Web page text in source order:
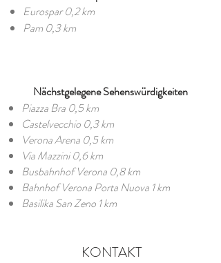
Eurospar 0,2 km
Pam 0,3 km
Nächstgelegene Sehenswürdigkeiten
Piazza Bra 0,5 km
Castelvecchio 0,3 km
Verona Arena 0,5 km
Via Mazzini 0,6 km
Busbahnhof Verona 0,8 km
Bahnhof Verona Porta Nuova 1 km
Basilika San Zeno 1 km
KONTAKT